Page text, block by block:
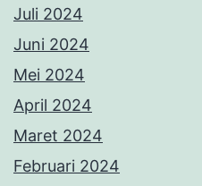
Juli 2024
Juni 2024
Mei 2024
April 2024
Maret 2024
Februari 2024